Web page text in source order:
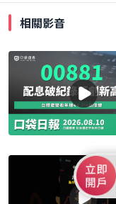
相關影音